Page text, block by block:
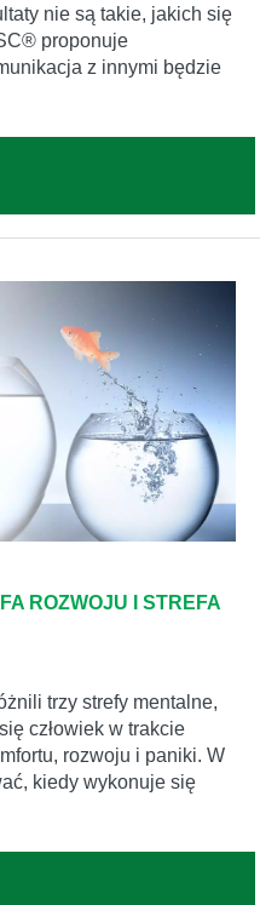
nie są takie, jakich się
proponuje
z innymi będzie
ROZWOJU I STREFA
trzy strefy mentalne,
człowiek w trakcie
rozwoju i paniki. W
kiedy wykonuje się